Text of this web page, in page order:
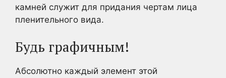
камней служит для придания чертам лица
пленительного вида.
Будь графичным!
Абсолютно каждый элемент этой